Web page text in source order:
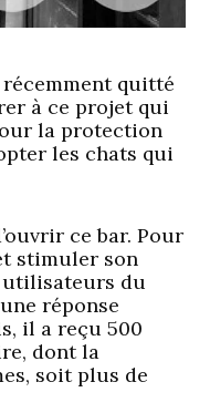
quitté
à ce projet qui
la protection
les chats qui
ce bar. Pour
stimuler son
utilisateurs du
réponse
il a reçu 500
dont la
soit plus de